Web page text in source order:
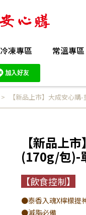
冷凍專區 常溫專區
【新品上市】大成安心
【新品上
(170g/包)-
【飲食控制】
●泰香入魂X檸檬提
●減脂必備